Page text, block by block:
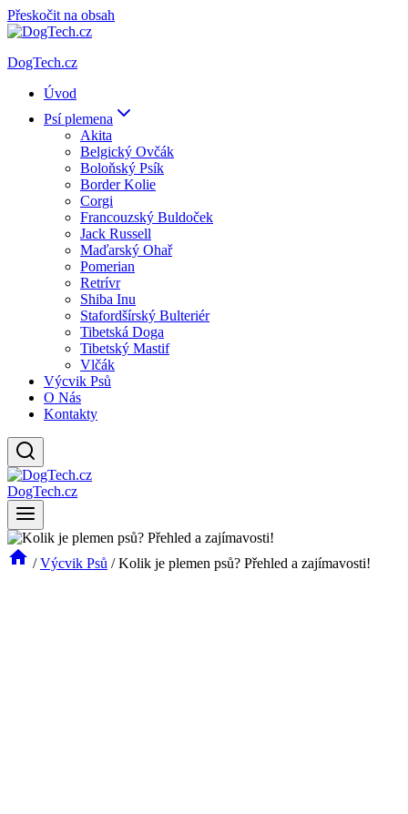
Přeskočit na obsah
DogTech.cz
Úvod
Psí plemena
Akita
Belgický Ovčák
Boloňský Psík
Border Kolie
Corgi
Francouzský Buldoček
Jack Russell
Maďarský Ohař
Pomerian
Retrívr
Shiba Inu
Stafordšírský Bulteriér
Tibetská Doga
Tibetský Mastif
Vlčák
Výcvik Psů
O Nás
Kontakty
DogTech.cz
/ Výcvik Psů / Kolik je plemen psů? Přehled a zajímavosti!